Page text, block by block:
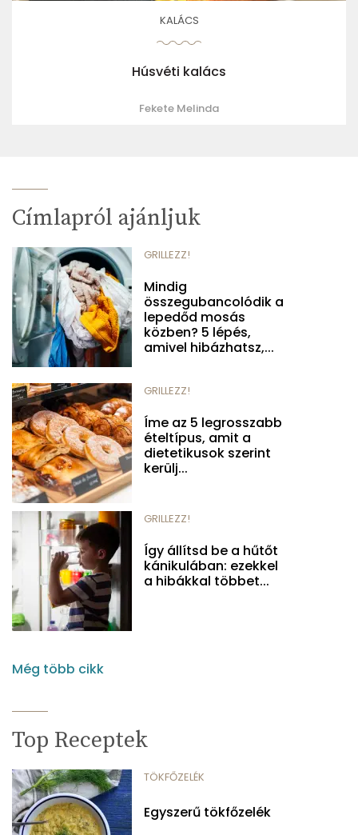
KALÁCS
Húsvéti kalács
Fekete Melinda
Címlapról ajánljuk
GRILLEZZ!
Mindig
összegubancolódik a
lepedőd mosás
közben? 5 lépés,
amivel hibázhatsz,...
GRILLEZZ!
Íme az 5 legrosszabb
ételtípus, amit a
dietetikusok szerint
kerülj...
GRILLEZZ!
Így állítsd be a hűtőt
kánikulában: ezekkel
a hibákkal többet...
Még több cikk
Top Receptek
TÖKFŐZELÉK
Egyszerű tökfőzelék